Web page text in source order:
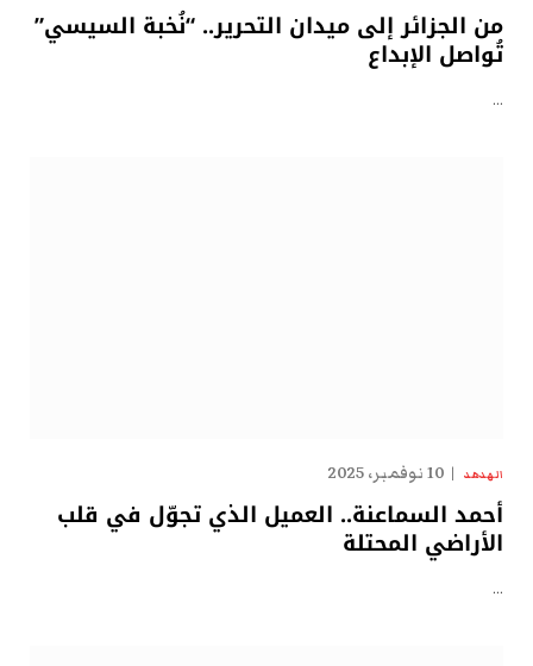
من الجزائر إلى ميدان التحرير.. “نُخبة السيسي”
تُواصل الإبداع
…
الهدهد 10 نوفمبر، 2025
أحمد السماعنة.. العميل الذي تجوّل في قلب
الأراضي المحتلة
…